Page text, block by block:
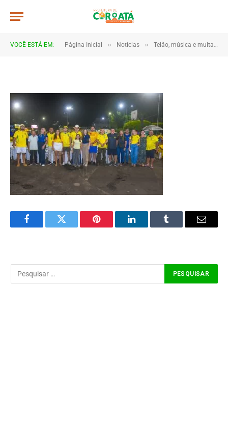
VOCÊ ESTÁ EM: Página Inicial » Notícias » Telão, música e muita torcida marcam estreia do Brasil em Coroatá
JWR_5175
FacebookTwitter Pinterest LinkedInTumblr Email